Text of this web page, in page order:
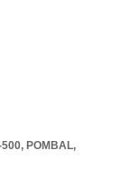
500, POMBAL,